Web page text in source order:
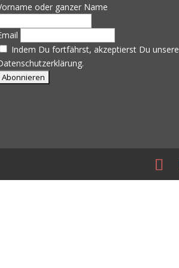
oder ganzer Name
Indem Du fortfährst, akzeptierst Du unsere